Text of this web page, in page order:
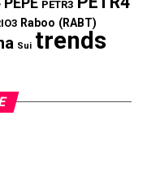
PETR3
Raboo (RABT)
Sui trends